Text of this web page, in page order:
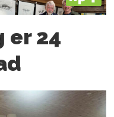
er 24